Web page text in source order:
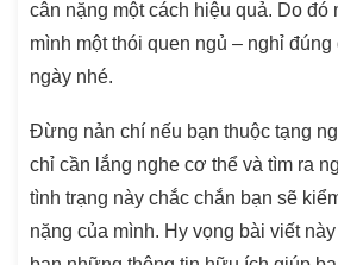
cân nặng một cách hiệu quả. Do đó
mình một thói quen ngủ – nghỉ
ngày nhé.
Đừng nản chí nếu bạn thuộc tạng
chỉ cần lắng nghe cơ thể và tìm ra
tình trạng này chắc chắn bạn sẽ
nặng của mình. Hy vọng bài viết